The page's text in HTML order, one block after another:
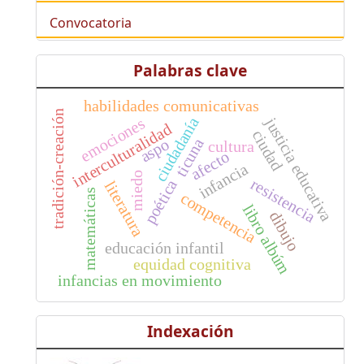
Convocatoria
Palabras clave
ciudad
ciudadanía
poética infancia
cultura
interculturalidad
literatura competencia
habilidades comunicativas
miedo
matemáticas educación infantil libro albúm
equidad cognitiva
justicia educativa
infancias en movimiento
resistencia
afecto
aspo
emociones
dibujo
ticuna
tradición-creación
Indexación